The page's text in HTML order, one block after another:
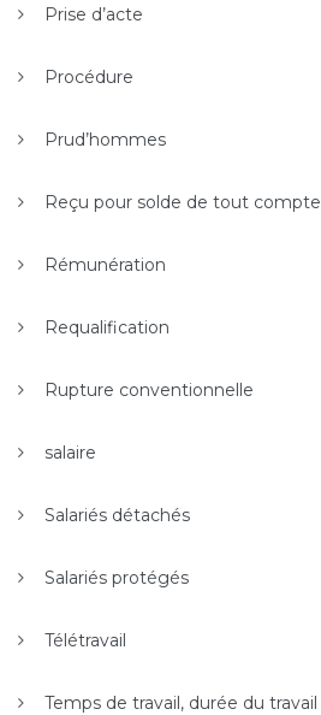
Prise d’acte
Procédure
Prud’hommes
Reçu pour solde de tout compte
Rémunération
Requalification
Rupture conventionnelle
salaire
Salariés détachés
Salariés protégés
Télétravail
Temps de travail, durée du travail